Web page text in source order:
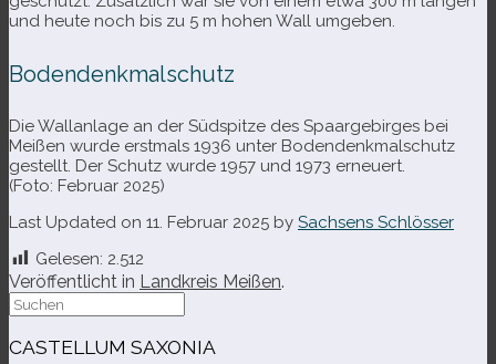
und heute noch bis zu 5 m hohen Wall umgeben.
Bodendenkmalschutz
Die Wallanlage an der Südspitze des Spaargebirges bei
Meißen wurde erst­mals 1936 unter Bodendenkmalschutz
gestellt. Der Schutz wurde 1957 und 1973 erneuert.
(Foto: Februar 2025)
Last Updated on 11. Februar 2025 by Sachsens Schlösser
Gelesen: 2.512
Veröffentlicht in Landkreis Meißen.
Suche
nach:
CASTELLUM SAXONIA